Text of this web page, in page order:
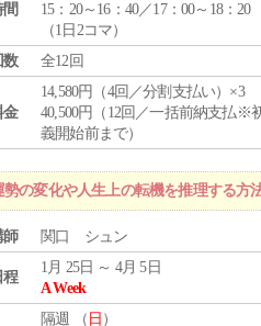
間
15：20～16：40／17：00～18：20
（1日2コマ）
数
全12回
金
14,580円（4回／分割支払い）×3
40,500円（12回／一括前納支払※
義開始前まで）
の変化や人生上の転機を推理する方
師 関口 シュン
程
1月 25日 ～ 4月 5日
A Week
隔週 （ 日 ）